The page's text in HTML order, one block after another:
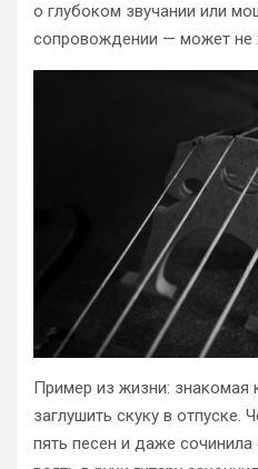
о глубоком звучании или
сопровождении — может не
Пример из жизни: знакомая
заглушить скуку в отпуске.
пять песен и даже